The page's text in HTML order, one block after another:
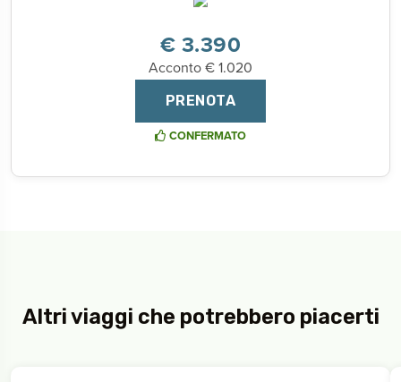
€ 3.390
Acconto € 1.020
PRENOTA
CONFERMATO
Altri viaggi che potrebbero piacerti